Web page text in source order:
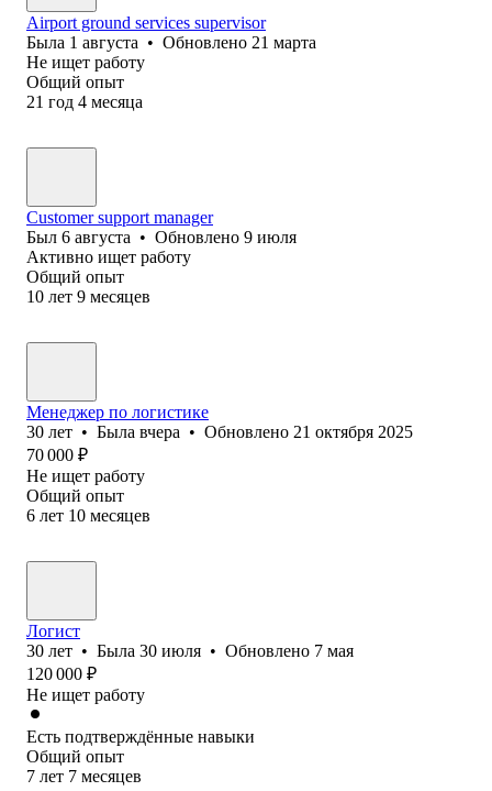
Airport ground services supervisor
Была 1 августа • Обновлено 21 марта
Не ищет работу
Общий опыт
21 год 4 месяца
Customer support manager
Был 6 августа • Обновлено 9 июля
Активно ищет работу
Общий опыт
10 лет 9 месяцев
Менеджер по логистике
30 лет • Была вчера • Обновлено 21 октября 2025
70 000 ₽
Не ищет работу
Общий опыт
6 лет 10 месяцев
Логист
30 лет • Была 30 июля • Обновлено 7 мая
120 000 ₽
Не ищет работу
Есть подтверждённые навыки
Общий опыт
7 лет 7 месяцев